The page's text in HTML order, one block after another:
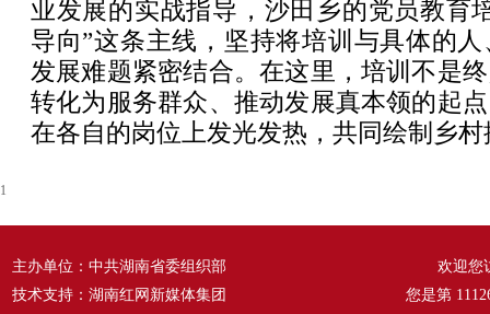
业发展的实战指导，沙田乡的党员教育
导向”这条主线，坚持将培训与具体的
发展难题紧密结合。在这里，培训不是
转化为服务群众、推动发展真本领的起
在各自的岗位上发光发热，共同绘制乡
1
主办单位：中共湖南省委组织部
技术支持：湖南红网新媒体集团
欢迎您
您是第